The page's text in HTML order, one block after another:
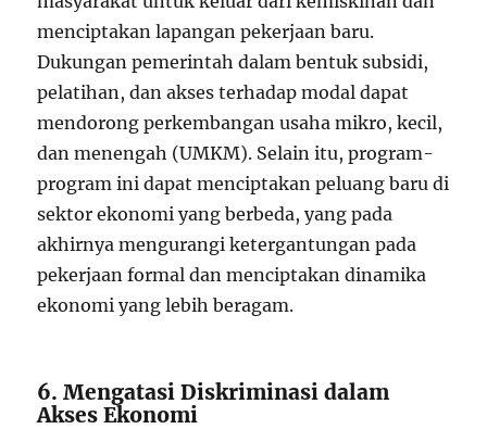
menciptakan lapangan pekerjaan baru.
Dukungan pemerintah dalam bentuk subsidi,
pelatihan, dan akses terhadap modal dapat
mendorong perkembangan usaha mikro, kecil,
dan menengah (UMKM). Selain itu, program-
program ini dapat menciptakan peluang baru di
sektor ekonomi yang berbeda, yang pada
akhirnya mengurangi ketergantungan pada
pekerjaan formal dan menciptakan dinamika
ekonomi yang lebih beragam.
6. Mengatasi Diskriminasi dalam
Akses Ekonomi